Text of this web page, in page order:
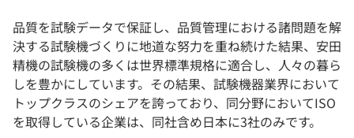
契約内容・クーポン
品質を試験データで保証し、品質管理における諸問題を解
決する試験機づくりに地道な努力を重ね続けた結果、安田
精機の試験機の多くは世界標準規格に適合し、人々の暮ら
しを豊かにしています。その結果、試験機器業界において
トップクラスのシェアを誇っており、同分野においてISO
を取得している企業は、同社含め日本に3社のみです。